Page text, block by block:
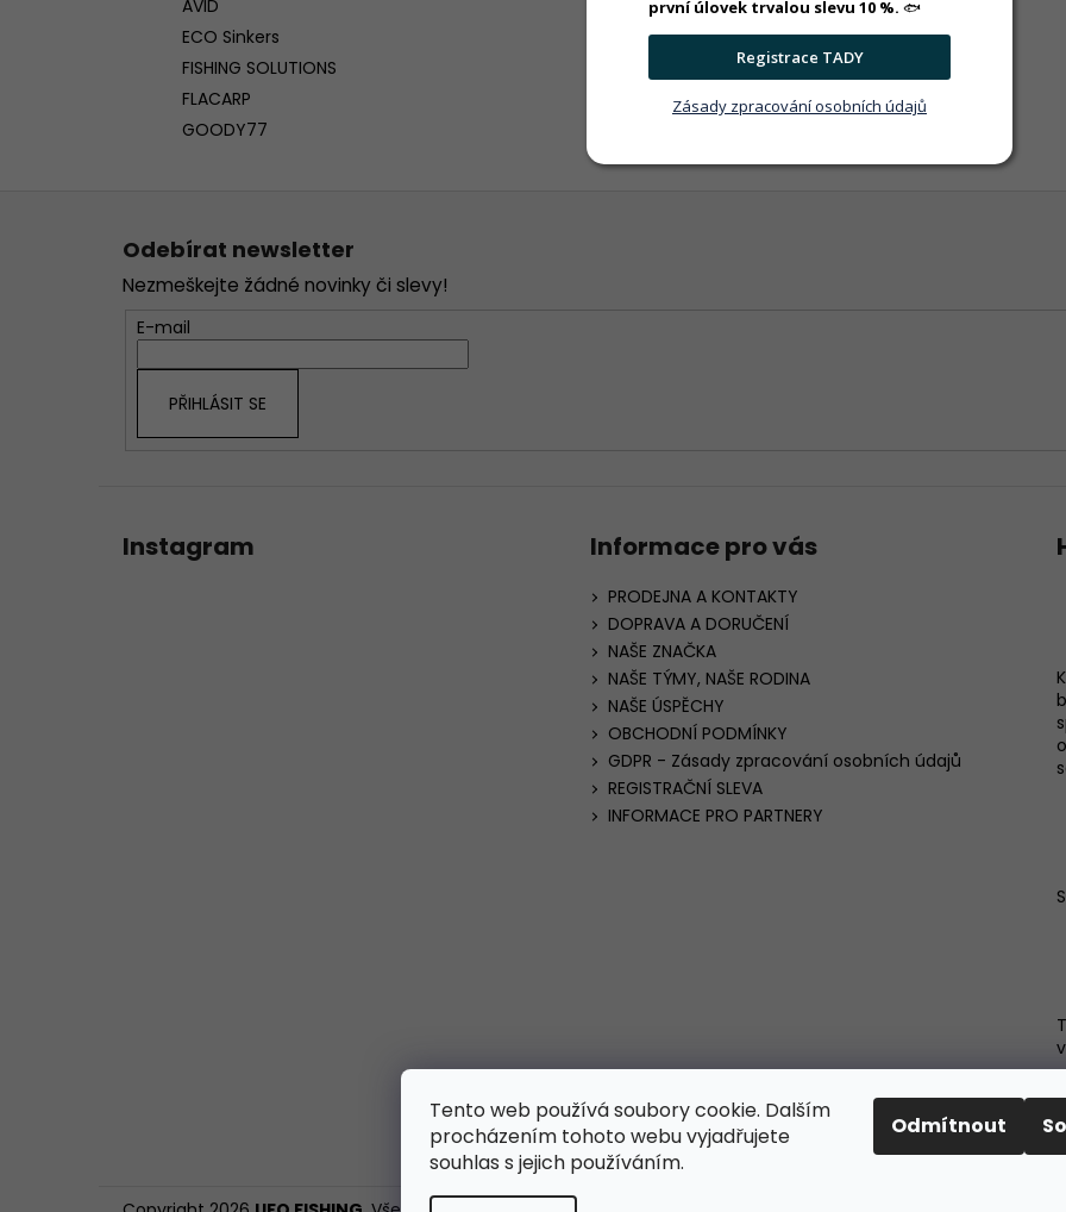
Tento web používá soubory cookie. Dalším
procházením tohoto webu vyjadřujete
souhlas s jejich používáním.
Odmítnout
AVID
ECO Sinkers
FISHING SOLUTIONS
FLACARP
GOODY77
Odebírat newsletter
Nezmeškejte žádné novinky či slevy!
E-mail
PŘIHLÁSIT SE
Instagram Informace pro vás
PRODEJNA A KONTAKTY
DOPRAVA A DORUČENÍ
NAŠE ZNAČKA
NAŠE TÝMY, NAŠE RODINA
NAŠE ÚSPĚCHY
OBCHODNÍ PODMÍNKY
GDPR - Zásady zpracování osobních údajů
REGISTRAČNÍ SLEVA
INFORMACE PRO PARTNERY
první úlovek trvalou slevu 10 %. 🐟
Registrace TADY
Zásady zpracování osobních údajů